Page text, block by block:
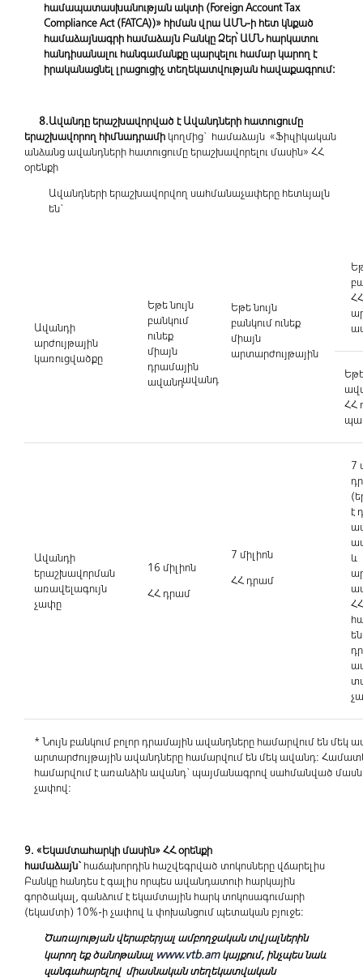
համապատասխանության ակտի (Foreign Account Tax
Compliance Act (FATCA))» հիման վրա ԱՄՆ-ի հետ կնքած
համաձայնագրի համաձայն Բանկը Ձեր՝ԱՄՆ հարկատու
հանդիսանալու հանգամանքը պարզելու համար կարող է
իրականացնել լրացուցիչ տեղեկատվության հավաքագրում:
8.Ավանդը երաշխավորված է Ավանդների հատուցումը
երաշխավորող հիմնադրամի կողմից` համաձայն «Ֆիզիկական
անձանց ավանդների հատուցումը երաշխավորելու մասին» ՀՀ
օրենքի
Ավանդների երաշխավորվող սահմանաչափերը հետևյալն
են`
Ավանդի
արժույթային
կառուցվածքը
Եթե նույն
բանկում
ունեք
միայն
դրամային
ավանդ
Եթե նույն
բանկում ունեք
միայն
արտարժույթային
ավանդ
ՀՀ
Ավանդի
երաշխավորման
առավելագույն
չափը
16 միլիոն
ՀՀ դրամ
7 միլիոն
ՀՀ դրամ
7
է
և
* Նույն բանկում բոլոր դրամային ավանդները համարվում են մեկ
արտարժույթային ավանդները համարվում են մեկ ավանդ:
համարվում է առանձին ավանդ` պայմանագրով սահմանված
չափով:
9. «Եկամտահարկի մասին» ՀՀ օրենքի
համաձայն` հաճախորդին հաշվեգրված տոկոսները վճարելիս
Բանկը հանդես է գալիս որպես ավանդատուի հարկային
գործակալ, գանձում է եկամտային հարկ տոկոսագումարի
(եկամտի) 10%-ի չափով և փոխանցում պետական բյուջե:
Ծառայության վերաբերյալ ամբողջական տվյալներին
կարող եք ծանոթանալ www.vtb.amկայքում, ինչպես նաև
զանգահարելով միասնական տեղեկատվական